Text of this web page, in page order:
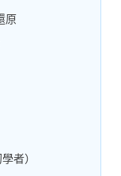
原
者）